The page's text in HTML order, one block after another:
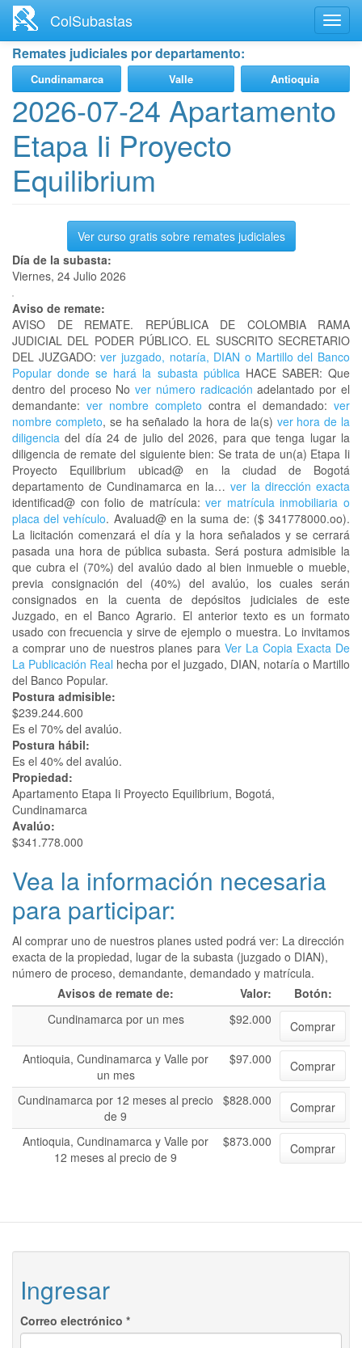
contenido
principal
ColSubastas
Remates judiciales por departamento:
Cundinamarca Valle Antioquia
2026-07-24 Apartamento
Etapa Ii Proyecto
Equilibrium
Ver curso gratis sobre remates judiciales
Día de la subasta:
Viernes, 24 Julio 2026
Aviso de remate:
AVISO DE REMATE. REPÚBLICA DE COLOMBIA RAMA
JUDICIAL DEL PODER PÚBLICO. EL SUSCRITO SECRETARIO
DEL JUZGADO: ver juzgado, notaría, DIAN o Martillo del Banco
Popular donde se hará la subasta públicaHACE SABER: Que
dentro del proceso Nover número radicación adelantado por el
demandante: ver nombre completo contra el demandado: ver
nombre completo, se ha señalado la hora de la(s) ver hora de la
diligencia del día 24 de julio del 2026, para que tenga lugar la
diligencia de remate del siguiente bien: Se trata de un(a) Etapa Ii
Proyecto Equilibrium ubicad@ en la ciudad de Bogotá
departamento de Cundinamarca en la… ver la dirección exacta
identificad@ con folio de matrícula:ver matrícula inmobiliaria o
placa del vehículo. Avaluad@ en la suma de: ($ 341778000.oo).
La licitación comenzará el día y la hora señalados y se cerrará
pasada una hora de pública subasta. Será postura admisible la
que cubra el (70%) del avalúo dado al bien inmueble o mueble,
previa consignación del (40%) del avalúo, los cuales serán
consignados en la cuenta de depósitos judiciales de este
Juzgado, en el Banco Agrario. El anterior texto es un formato
usado con frecuencia y sirve de ejemplo o muestra. Lo invitamos
a comprar uno de nuestros planes para Ver La Copia Exacta De
La Publicación Real hecha por el juzgado, DIAN, notaría o Martillo
del Banco Popular.
Postura admisible:
$239.244.600
Es el 70% del avalúo.
Postura hábil:
Es el 40% del avalúo.
Propiedad:
Apartamento Etapa Ii Proyecto Equilibrium, Bogotá,
Cundinamarca
Avalúo:
$341.778.000
Vea la información necesaria
para participar:
Al comprar uno de nuestros planes usted podrá ver: La dirección
exacta de la propiedad, lugar de la subasta (juzgado o DIAN),
número de proceso, demandante, demandado y matrícula.
Avisos de remate de:
Valor:
Botón:
Cundinamarca por un mes
$92.000
Comprar
Antioquia, Cundinamarca y Valle por
un mes
$97.000 Comprar
Cundinamarca por 12 meses al precio
de 9
$828.000 Comprar
Antioquia, Cundinamarca y Valle por
12 meses al precio de 9
$873.000 Comprar
Ingresar
Correo electrónico *